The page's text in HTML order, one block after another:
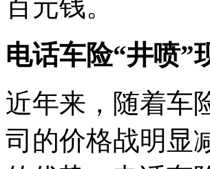
百元钱。
电话车险“井喷”
近年来，随着车
司的价格战明显